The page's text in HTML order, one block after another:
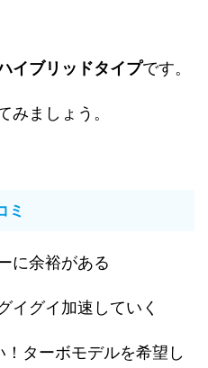
イブリッドタイプです。
みましょう。
ミ
に余裕がある
イグイ加速していく
！ターボモデルを希望し